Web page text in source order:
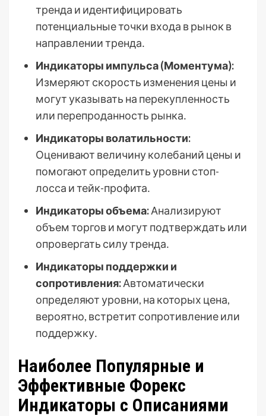
тренда и идентифицировать
потенциальные точки входа в рынок в
направлении тренда․
Индикаторы импульса (Моментума):
Измеряют скорость изменения цены и
могут указывать на перекупленность
или перепроданность рынка․
Индикаторы волатильности:
Оценивают величину колебаний цены и
помогают определить уровни стоп-
лосса и тейк-профита․
Индикаторы объема:Анализируют
объем торгов и могут подтверждать или
опровергать силу тренда․
Индикаторы поддержки и
сопротивления:Автоматически
определяют уровни, на которых цена,
вероятно, встретит сопротивление или
поддержку․
Наиболее Популярные и
Эффективные Форекс
Индикаторы с Описаниями